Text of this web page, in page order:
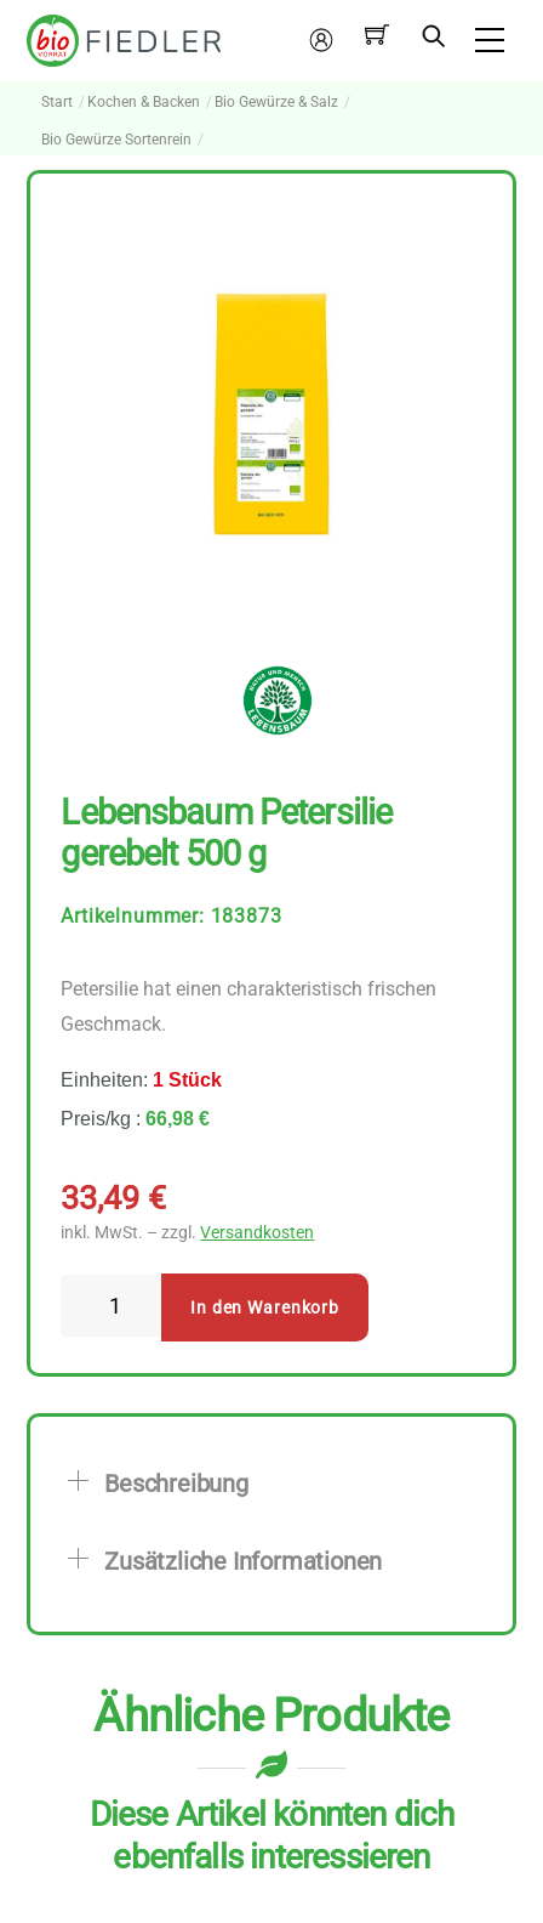
Skip
Mein
Konto
Start Kochen & Backen Bio Gewürze & Salz
Bio Gewürze Sortenrein
Lebensbaum Petersilie
gerebelt 500 g
Artikelnummer: 183873
Petersilie hat einen charakteristisch frischen
Geschmack.
Einheiten: 1 Stück
Preis/kg :66,98 €
33,49 €
inkl. MwSt. – zzgl.Versandkosten
Menge
In den Warenkorb
Beschreibung
Zusätzliche Informationen
Ähnliche Produkte
Diese Artikel könnten dich
ebenfalls interessieren